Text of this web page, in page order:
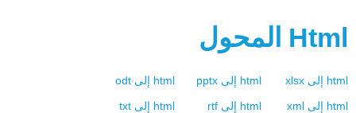
Html المحول
html إلى xlsx
html إلى pptx
html إلى odt
html إلى xml
html إلى rtf
html إلى txt